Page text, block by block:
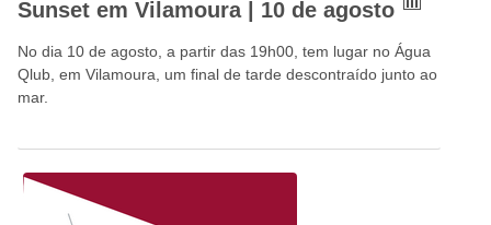
Sunset em Vilamoura | 10 de agosto
No dia 10 de agosto, a partir das 19h00, tem lugar no Água
Qlub, em Vilamoura, um final de tarde descontraído junto ao
mar.